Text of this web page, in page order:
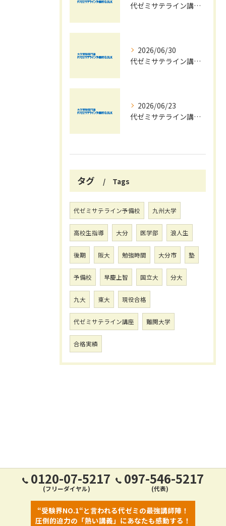
代ゼミサテライン講座で夏期講習会を自宅受講し大学受験対策を効率化する方法
2026/06/30
代ゼミサテライン講座夏期講習会で苦手科目を短期間に得意科目へ導く学習戦略
2026/06/23
代ゼミサテライン講座を活用した夏期講習会で共通テストの最新傾向と対策を徹底攻略する方法
タグ Tags
代ゼミサテライン予備校 九州大学
高校生指導 大分 医学部 浪人生
後期 阪大 勉強時間 大分市 塾
予備校 早慶上智 国立大 分大
九大 東大 現役合格
代ゼミサテライン講座 難関大学
合格実績
0120-07-5217
(フリーダイヤル)
097-546-5217
(代表)
“受験界NO.1“と言われる代ゼミの最強講師陣！
圧倒的迫力の「熱い講義」にあなたも感動する！